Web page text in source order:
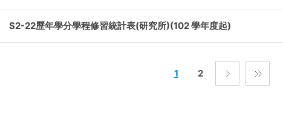
S2-22歷年學分學程修習統計表(研究所)(102 學年度起)
1 2